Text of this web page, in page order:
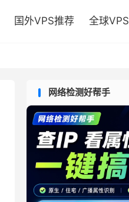
国外VPS推荐 全球VPS
网络检测好帮手